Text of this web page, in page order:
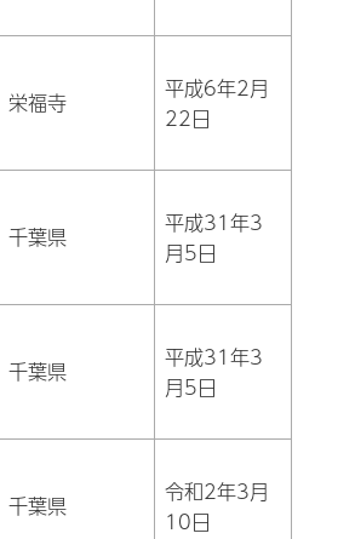
栄福寺
平成6年2月
22日
千葉県
平成31年3
月5日
千葉県
平成31年3
月5日
千葉県
令和2年3月
10日